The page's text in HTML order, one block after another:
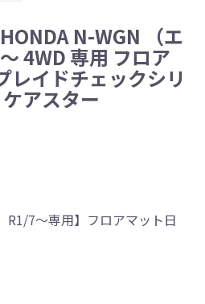
N-WGN （エ
4WD 専用 フロア
レイドチェックシリ
アスター
R1/7～専用】フロアマット日